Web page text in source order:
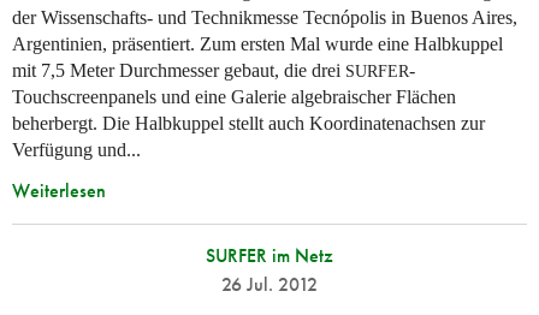
der Wissenschafts- und Technikmesse Tecnópolis in Buenos Aires,
Argentinien, präsentiert. Zum ersten Mal wurde eine Halbkuppel
mit 7,5 Meter Durchmesser gebaut, die drei SURFER-
Touchscreenpanels und eine Galerie algebraischer Flächen
beherbergt. Die Halbkuppel stellt auch Koordinatenachsen zur
Verfügung und...
Weiterlesen
SURFER im Netz
26 Jul. 2012